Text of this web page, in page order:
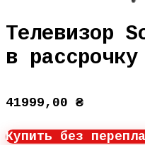
Телевизор
в
41999,00 ₴
Купить без